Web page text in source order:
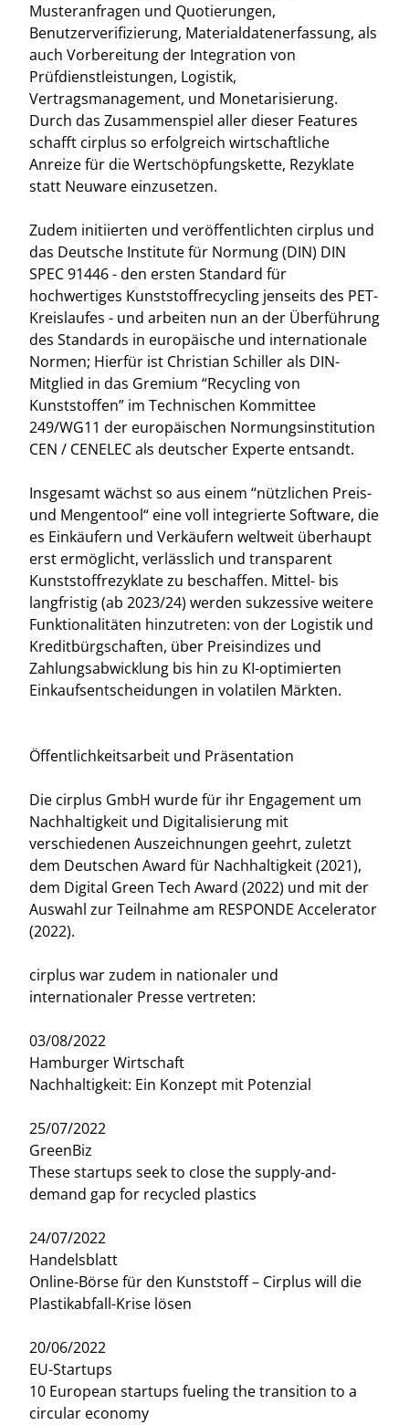
Musteranfragen und Quotierungen,
Benutzerverifizierung, Materialdatenerfassung, als
auch Vorbereitung der Integration von
Prüfdienstleistungen, Logistik,
Vertragsmanagement, und Monetarisierung.
Durch das Zusammenspiel aller dieser Features
schafft cirplus so erfolgreich wirtschaftliche
Anreize für die Wertschöpfungskette, Rezyklate
statt Neuware einzusetzen.
Zudem initiierten und veröffentlichten cirplus und
das Deutsche Institute für Normung (DIN) DIN
SPEC 91446 - den ersten Standard für
hochwertiges Kunststoffrecycling jenseits des PET-
Kreislaufes - und arbeiten nun an der Überführung
des Standards in europäische und internationale
Normen; Hierfür ist Christian Schiller als DIN-
Mitglied in das Gremium “Recycling von
Kunststoffen” im Technischen Kommittee
249/WG11 der europäischen Normungsinstitution
CEN / CENELEC als deutscher Experte entsandt.
Insgesamt wächst so aus einem “nützlichen Preis-
und Mengentool“ eine voll integrierte Software, die
es Einkäufern und Verkäufern weltweit überhaupt
erst ermöglicht, verlässlich und transparent
Kunststoffrezyklate zu beschaffen. Mittel- bis
langfristig (ab 2023/24) werden sukzessive weitere
Funktionalitäten hinzutreten: von der Logistik und
Kreditbürgschaften, über Preisindizes und
Zahlungsabwicklung bis hin zu KI-optimierten
Einkaufsentscheidungen in volatilen Märkten.
Öffentlichkeitsarbeit und Präsentation
Die cirplus GmbH wurde für ihr Engagement um
Nachhaltigkeit und Digitalisierung mit
verschiedenen Auszeichnungen geehrt, zuletzt
dem Deutschen Award für Nachhaltigkeit (2021),
dem Digital Green Tech Award (2022) und mit der
Auswahl zur Teilnahme am RESPONDE Accelerator
(2022).
cirplus war zudem in nationaler und
internationaler Presse vertreten:
03/08/2022
Hamburger Wirtschaft
Nachhaltigkeit: Ein Konzept mit Potenzial
25/07/2022
GreenBiz
These startups seek to close the supply-and-
demand gap for recycled plastics
24/07/2022
Handelsblatt
Online-Börse für den Kunststoff – Cirplus will die
Plastikabfall-Krise lösen
20/06/2022
EU-Startups
10 European startups fueling the transition to a
circular economy